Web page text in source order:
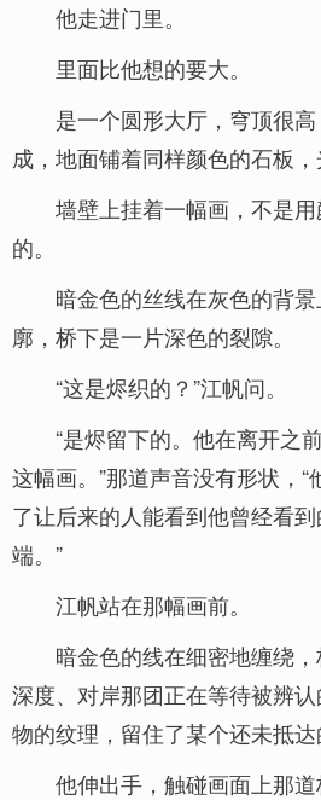
他走进门里。
里面比他想的要大。
是一个圆形大厅，穹顶很
成，地面铺着同样颜色的石板，
墙壁上挂着一幅画，不是
的。
暗金色的丝线在灰色的背
廓，桥下是一片深色的裂隙。
“这是烬织的？”江帆问。
“是烬留下的。他在离开之
这幅画。”那道声音没有形状，
了让后来的人能看到他曾经看
端。”
江帆站在那幅画前。
暗金色的线在细密地缠绕
深度、对岸那团正在等待被辨
物的纹理，留住了某个还未抵达
他伸出手，触碰画面上那道